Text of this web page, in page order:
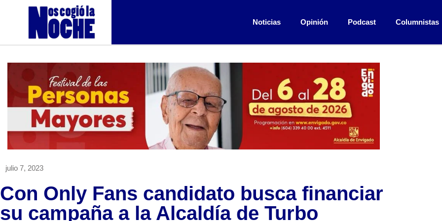
Noticias Opinión Podcast Columnistas
julio 7, 2023
Con Only Fans candidato busca financiar
su campaña a la Alcaldía de Turbo